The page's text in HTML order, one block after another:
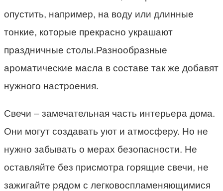
опустить, например, на воду или длинные
тонкие, которые прекрасно украшают
праздничные столы.Разнообразные
ароматические масла в составе так же добавят
нужного настроения.
Свечи – замечательная часть интерьера дома.
Они могут создавать уют и атмосферу. Но не
нужно забывать о мерах безопасности. Не
оставляйте без присмотра горящие свечи, не
зажигайте рядом с легковоспламеняющимися